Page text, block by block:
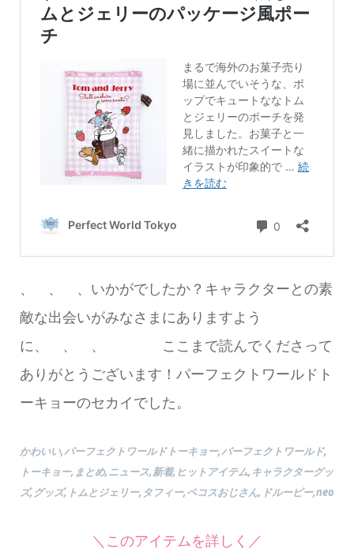
、 、 、いかがでしたか？キャラクターとの素
敵な出会いがみなさまにありますよう
に、 、 、 ここまで読んでくださって
ありがとうございます！パーフェクトワールドト
ーキョーのセカイでした。
かわいい,パーフェクトワールドトーキョー,パーフェクトワールド,
トーキョー,まとめ,ニュース,新着,ヒットアイテム,キャラクターグッ
ズ,グッズ,トムとジェリー,タフィー,ペコスおじさん,ドルーピー,neo
＼このアイテムを詳しく／